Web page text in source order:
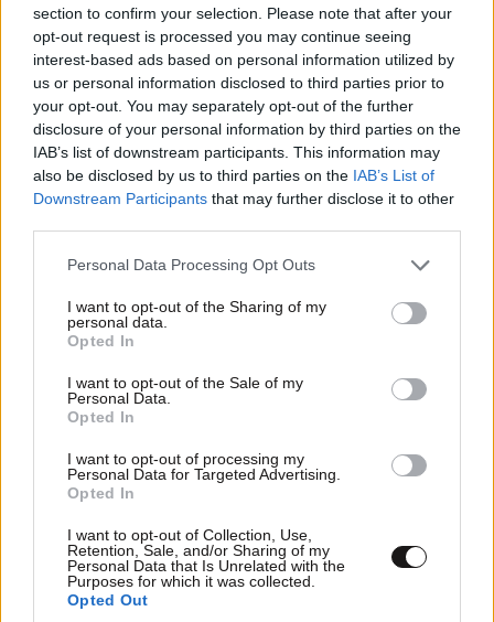
section to confirm your selection. Please note that after your
opt-out request is processed you may continue seeing
interest-based ads based on personal information utilized by
us or personal information disclosed to third parties prior to
your opt-out. You may separately opt-out of the further
disclosure of your personal information by third parties on the
IAB’s list of downstream participants. This information may
also be disclosed by us to third parties on the IAB’s List of
Downstream Participants that may further disclose it to other
Please note that this website/app uses one or more Google
not limited to your visit or usage behaviour. You may click to
grant or deny consent to Google and its third-party tags to
use your data for below specified purposes in below Google
consent section.
Personal Data Processing Opt Outs
I want to opt-out of the Sharing of my
personal data.
Opted In
I want to opt-out of the Sale of my
Personal Data.
Opted In
I want to opt-out of processing my
Personal Data for Targeted Advertising.
Opted In
I want to opt-out of Collection, Use,
Retention, Sale, and/or Sharing of my
Personal Data that Is Unrelated with the
Purposes for which it was collected.
Opted Out